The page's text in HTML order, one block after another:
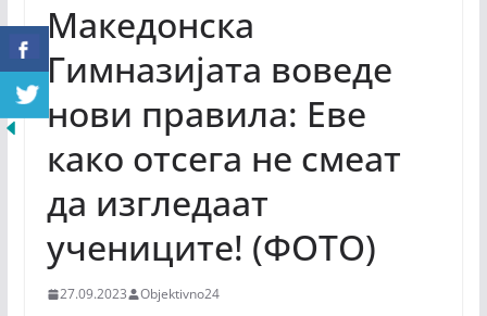
Македонска
Гимназијата воведе
нови правила: Еве
како отсега не смеат
да изгледаат
учениците! (ФОТО)
27.09.2023 Objektivno24